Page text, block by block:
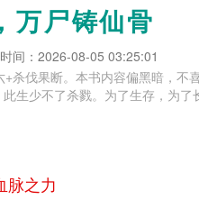
万尸铸仙骨
间：2026-08-05 03:25:01
+杀伐果断。本书内容偏黑暗，
生少不了杀戮。为了生存，为
脉之力